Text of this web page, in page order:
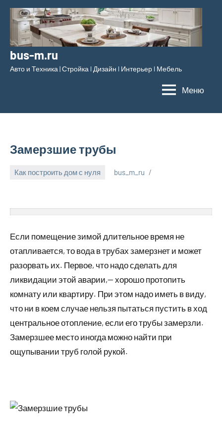
Перейти
содержимому
bus-m.ru
Авто и Техника | Стройка l Дизайн l Интерьер l Мебель
Меню
Замерзшие трубы
Как построить дом с нуля bus_m_ru
Если помещение зимой длительное время не
отапливается, то вода в трубах замерзнет и может
разорвать их. Первое, что надо сделать для
ликвидации этой аварии,— хорошо протопить
комнату или квартиру. При этом надо иметь в виду,
что ни в коем случае нельзя пытаться пустить в ход
центральное отопление, если его трубы замерзли.
Замерзшее место иногда можно найти при
ощупывании труб голой рукой.